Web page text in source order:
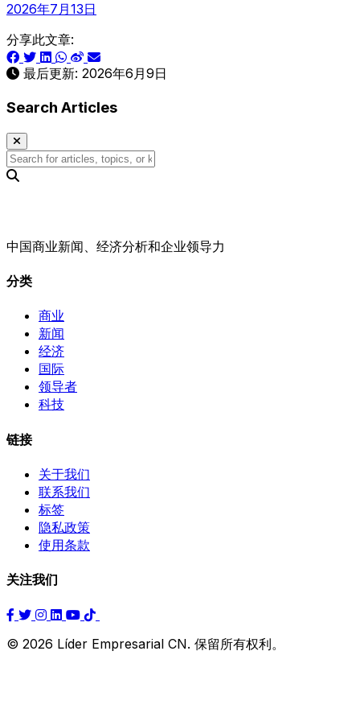
2026年7月13日
分享此文章:
最后更新: 2026年6月9日
Search Articles
中国商业新闻、经济分析和企业领导力
分类
商业
新闻
经济
国际
领导者
科技
链接
关于我们
联系我们
标签
隐私政策
使用条款
关注我们
© 2026 Líder Empresarial CN. 保留所有权利。